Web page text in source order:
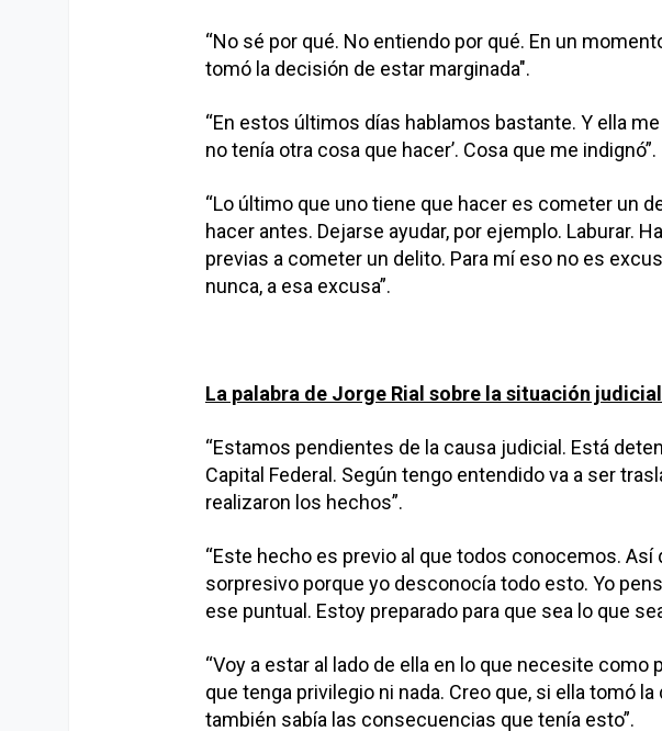
“No sé por qué. No entiendo por qué. En un
tomó la decisión de estar marginada".
“En estos últimos días hablamos bastante. Y ella me
no tenía otra cosa que hacer’. Cosa que me indignó”.
“Lo último que uno tiene que hacer es cometer un
hacer antes. Dejarse ayudar, por ejemplo. Laburar.
previas a cometer un delito. Para mí eso no es
nunca, a esa excusa”.
La palabra de Jorge Rial sobre la situación
“Estamos pendientes de la causa judicial. Está
Capital Federal. Según tengo entendido va a ser
realizaron los hechos”.
“Este hecho es previo al que todos conocemos. Así
sorpresivo porque yo desconocía todo esto. Yo
ese puntual. Estoy preparado para que sea lo que
“Voy a estar al lado de ella en lo que necesite como
que tenga privilegio ni nada. Creo que, si ella tomó
también sabía las consecuencias que tenía esto”.